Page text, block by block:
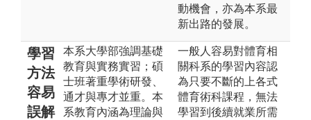
動機會，亦為本系最
新出路的發展。
學習
方法
容易
誤解
本系大學部強調基礎
教育與實務實習；碩
士班著重學術研發、
通才與專才並重。本
系教育內涵為理論與
一般人容易對體育相
關科系的學習內容認
為只要不斷的上各式
體育術科課程，無法
學習到後續就業所需